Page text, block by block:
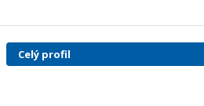
Celý profil